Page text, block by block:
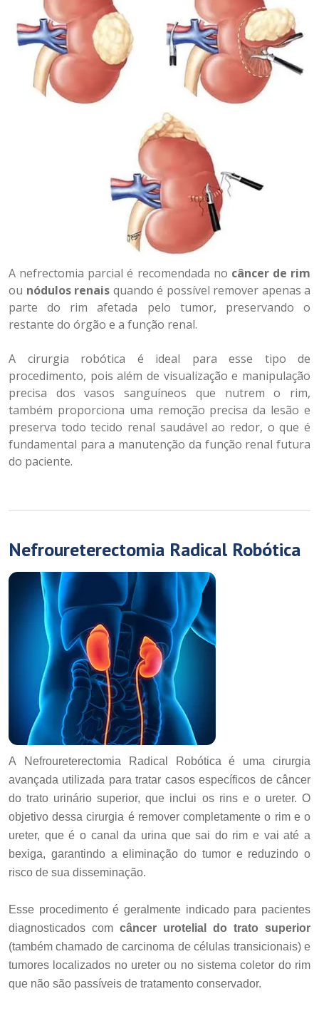
A nefrectomia parcial é recomendada no câncer de rim
ou nódulos renais quando é possível remover apenas a
parte do rim afetada pelo tumor, preservando o
restante do órgão e a função renal.
A cirurgia robótica é ideal para esse tipo de
procedimento, pois além de visualização e manipulação
precisa dos vasos sanguíneos que nutrem o rim,
também proporciona uma remoção precisa da lesão e
preserva todo tecido renal saudável ao redor, o que é
fundamental para a manutenção da função renal futura
do paciente.
Nefroureterectomia Radical Robótica
A Nefroureterectomia Radical Robótica é uma cirurgia
avançada utilizada para tratar casos específicos de câncer
do trato urinário superior, que inclui os rins e o ureter. O
objetivo dessa cirurgia é remover completamente o rim e o
ureter, que é o canal da urina que sai do rim e vai até a
bexiga, garantindo a eliminação do tumor e reduzindo o
risco de sua disseminação.
Esse procedimento é geralmente indicado para pacientes
diagnosticados com câncer urotelial do trato superior
(também chamado de carcinoma de células transicionais) e
tumores localizados no ureter ou no sistema coletor do rim
que não são passíveis de tratamento conservador.